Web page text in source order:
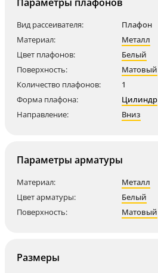
Вид рассеивателя:
Плафон
Материал:
Металл
Цвет плафонов:
Белый
Поверхность:
Матовый
Количество плафонов:
1
Форма плафона:
Цилиндр
Направление:
Вниз
Параметры арматуры
Материал:
Металл
Цвет арматуры:
Белый
Поверхность:
Матовый
Размеры